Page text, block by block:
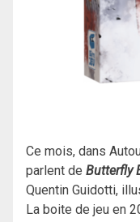
Ce mois, dans
parlent de Butterfly
Quentin Guidotti,
La boite de jeu en